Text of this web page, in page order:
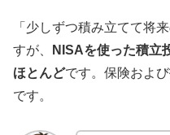
「少しずつ積み立てて将
すが、
NISAを使った積立
ほとんどです。保険およ
です。